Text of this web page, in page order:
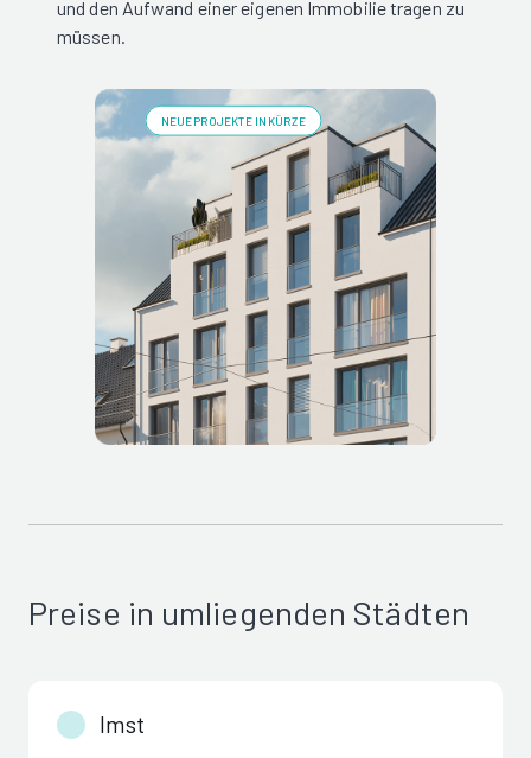
und den Aufwand einer eigenen Immobilie tragen zu
müssen.
NEUE PROJEKTE IN KÜRZE
Preise in umliegenden Städten
Imst